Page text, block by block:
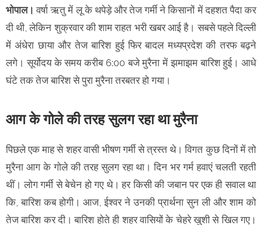
भोपाल। वर्षा ऋतु में लू के थपेड़े और तेज गर्मी ने किसानों में दहशत पैदा कर
दी थी, लेकिन शुक्रवार की शाम राहत भरी खबर आई है। सबसे पहले दिल्ली
में अंधेरा छाया और तेज बारिश हुई फिर बादल मध्यप्रदेश की तरफ बढ़ने
लगे। सूर्योदय के समय करीब 6:00 बजे मुरैना में झमाझम बारिश हुई। आधे
घंटे तक तेज बारिश से पुरा मुरैना तरबतर हो गया।
आग के गोले की तरह सुलग रहा था मुरैना
पिछले एक माह से शहर वासी भीषण गर्मी से त्रस्त थे। विगत कुछ दिनों में तो
मुरैना आग के गोले की तरह सुलग रहा था। दिन भर गर्म हवाएं चलती रहती
थीं। लोग गर्मी से बेचेन हो गए थे। हर किसी की जबान पर एक ही सवाल था
कि, बारिश कब होगी। आज, ईश्वर ने उनकी प्रार्थना सुन ली और शाम को
तेज बारिश कर दी। बारिश होते ही शहर वासियों के चेहरे खुशी से खिल गए।